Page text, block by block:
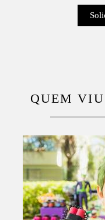
QUEM